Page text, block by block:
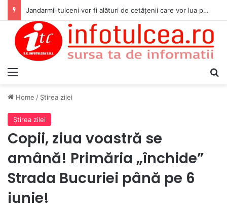
Jandarmii tulceni vor fi alături de cetățenii care vor lua parte la Festivalul Folk Țestos
Home / Ştirea zilei
Ştirea zilei
Copii, ziua voastră se
amână! Primăria „închide”
Strada Bucuriei până pe 6
iunie!